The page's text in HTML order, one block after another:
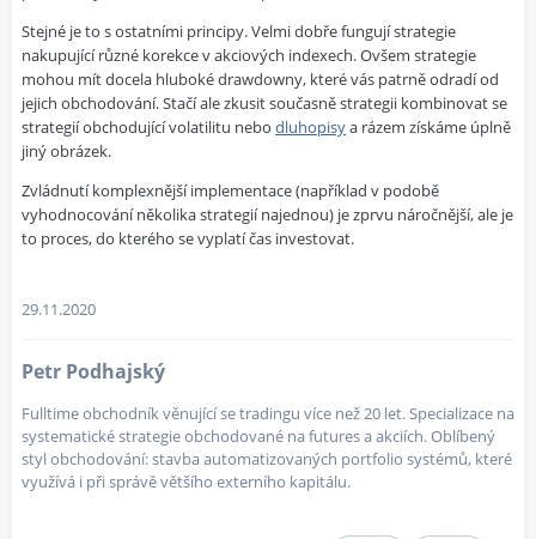
Stejné je to s ostatními principy. Velmi dobře fungují strategie
nakupující různé korekce v akciových indexech. Ovšem strategie
mohou mít docela hluboké drawdowny, které vás patrně odradí od
jejich obchodování. Stačí ale zkusit současně strategii kombinovat se
strategií obchodující volatilitu nebo dluhopisya rázem získáme úplně
jiný obrázek.
Zvládnutí komplexnější implementace (například v podobě
vyhodnocování několika strategií najednou) je zprvu náročnější, ale je
to proces, do kterého se vyplatí čas investovat.
29.11.2020
Petr Podhajský
Fulltime obchodník věnující se tradingu více než 20 let. Specializace na
systematické strategie obchodované na futures a akciích. Oblíbený
styl obchodování: stavba automatizovaných portfolio systémů, které
využívá i při správě většího externího kapitálu.